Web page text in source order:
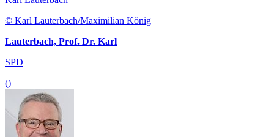
© Karl Lauterbach/Maximilian König
Lauterbach, Prof. Dr. Karl
SPD
()